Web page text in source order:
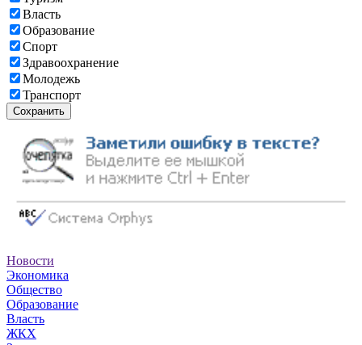
Власть
Образование
Спорт
Здравоохранение
Молодежь
Транспорт
Сохранить
Новости
Экономика
Общество
Образование
Власть
ЖКХ